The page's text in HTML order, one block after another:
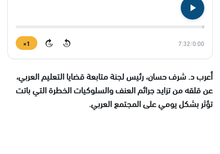
0:00
/
7:32
15
15
1×
أعرب د. شرف حسان، رئيس لجنة متابعة قضايا التعليم العربي،
عن قلقه من تزايد جرائم العنف والسلوكيات الخطرة التي باتت
تؤثر بشكل يومي على المجتمع العربي.